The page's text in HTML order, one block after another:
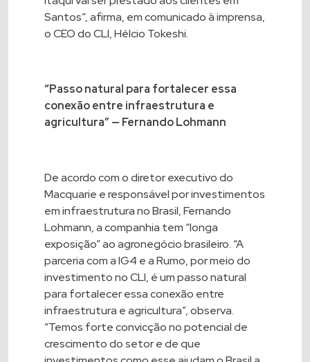
Santos”, afirma, em comunicado à imprensa,
o CEO do CLI, Hélcio Tokeshi.
“Passo natural para fortalecer essa
conexão entre infraestrutura e
agricultura” — Fernando Lohmann
De acordo com o diretor executivo do
Macquarie e responsável por investimentos
em infraestrutura no Brasil, Fernando
Lohmann, a companhia tem “longa
exposição” ao agronegócio brasileiro. “A
parceria com a IG4 e a Rumo, por meio do
investimento no CLI, é um passo natural
para fortalecer essa conexão entre
infraestrutura e agricultura”, observa.
“Temos forte convicção no potencial de
crescimento do setor e de que